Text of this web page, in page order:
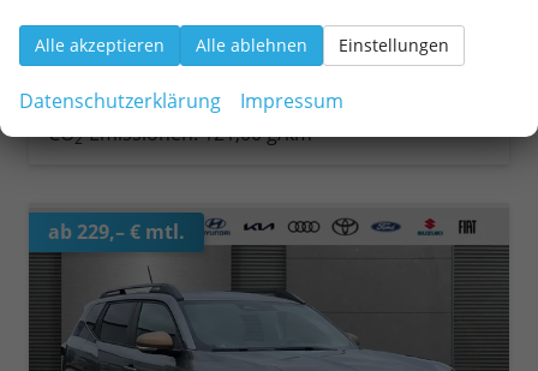
25.090,– €
incl. 19% MwSt.
Wir rufen Sie an
Fahrzeugexposé (PDF)
Fahrzeug parken
Verbrauch kombiniert:
CO -Klasse: D
CO2-Emissionen:121,00 g/km
ab 229,– € mtl.
Alle akzeptieren Alle ablehnen Einstellungen
Datenschutzerklärung Impressum